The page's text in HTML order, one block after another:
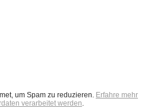
um Spam zu reduzieren. Erfahre mehr
verarbeitet werden.